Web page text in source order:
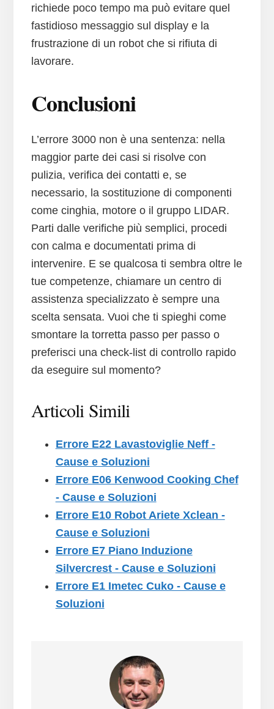
richiede poco tempo ma può evitare quel
fastidioso messaggio sul display e la
frustrazione di un robot che si rifiuta di
lavorare.
Conclusioni
L’errore 3000 non è una sentenza: nella
maggior parte dei casi si risolve con
pulizia, verifica dei contatti e, se
necessario, la sostituzione di componenti
come cinghia, motore o il gruppo LIDAR.
Parti dalle verifiche più semplici, procedi
con calma e documentati prima di
intervenire. E se qualcosa ti sembra oltre le
tue competenze, chiamare un centro di
assistenza specializzato è sempre una
scelta sensata. Vuoi che ti spieghi come
smontare la torretta passo per passo o
preferisci una check-list di controllo rapido
da eseguire sul momento?
Articoli Simili
Errore E22​ Lavastoviglie Neff -
Cause e Soluzioni
Errore E06 Kenwood Cooking Chef
- Cause e Soluzioni
Errore E10 Robot Ariete Xclean -
Cause e Soluzioni
Errore E7 Piano Induzione
Silvercrest - Cause e Soluzioni
Errore E1​ Imetec Cuko - Cause e
Soluzioni